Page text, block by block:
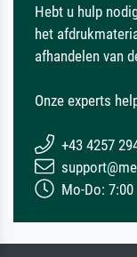
Hebt u hulp
het
afhandelen van
Onze experts
+43 4257
Mo-Do: 7:00